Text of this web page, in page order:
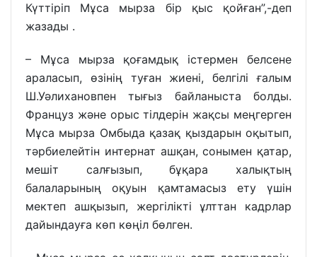
Күттіріп Мұса мырза бір қыс қойған”,-деп
жазады .
– Мұса мырза қоғамдық істермен белсене
араласып, өзінің туған жиені, белгілі ғалым
Ш.Уәлихановпен тығыз байланыста болды.
Француз және орыс тілдерін жақсы меңгерген
Мұса мырза Омбыда қазақ қыздарын оқытып,
тәрбиелейтін интернат ашқан, сонымен қатар,
мешіт салғызып, бұқара халықтың
балаларының оқуын қамтамасыз ету үшін
мектеп ашқызып, жергілікті ұлттан кадрлар
дайындауға көп көңіл бөлген.